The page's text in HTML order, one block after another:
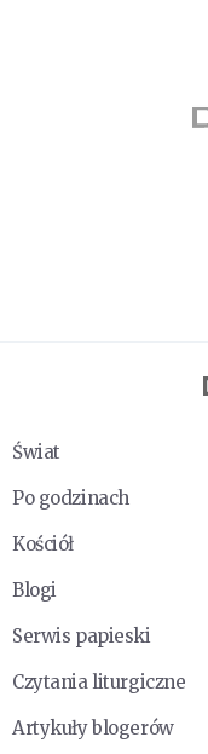
Świat
Po godzinach
Kościół
Blogi
Serwis papieski
Czytania liturgiczne
Artykuły blogerów